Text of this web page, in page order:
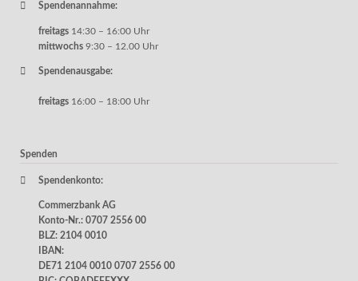
Spendenannahme:
freitags 14:30 – 16:00 Uhr
mittwochs 9:30 – 12.00 Uhr
Spendenausgabe:
freitags 16:00 – 18:00 Uhr
Spenden
Spendenkonto:
Commerzbank AG
Konto-Nr.: 0707 2556 00
BLZ: 2104 0010
IBAN:
DE71 2104 0010 0707 2556 00